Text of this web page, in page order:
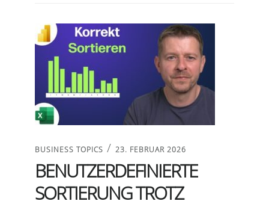
BUSINESS TOPICS /23. FEBRUAR 2026
BENUTZERDEFINIERTE
SORTIERUNG TROTZ